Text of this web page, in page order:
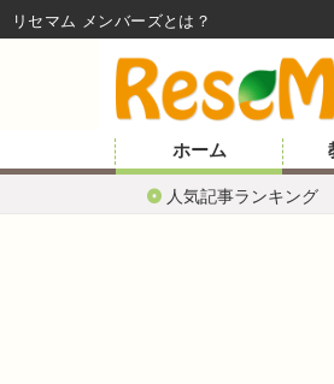
ホーム
人気記事ランキング
リセマム メンバーズ